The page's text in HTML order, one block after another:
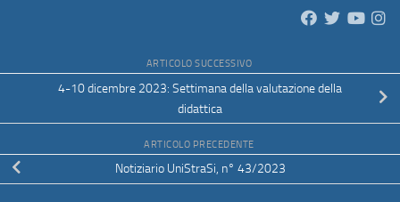
ARTICOLO SUCCESSIVO
4-10 dicembre 2023: Settimana della valutazione della
didattica
ARTICOLO PRECEDENTE
Notiziario UniStraSi, n° 43/2023